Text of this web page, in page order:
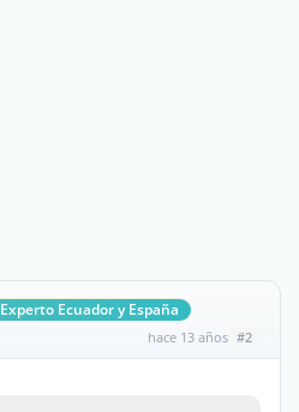
Experto Ecuador y España
hace 13 años #2